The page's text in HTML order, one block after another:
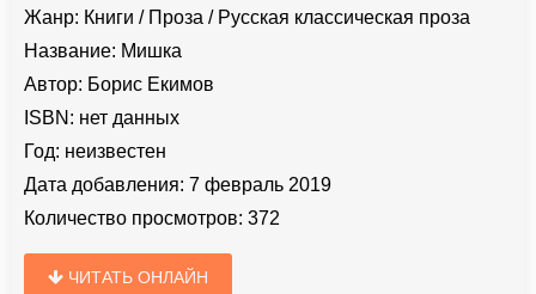
Жанр: Книги / Проза / Русская классическая проза
Название: Мишка
Автор: Борис Екимов
ISBN: нет данных
Год: неизвестен
Дата добавления: 7 февраль 2019
Количество просмотров: 372
ЧИТАТЬ ОНЛАЙН